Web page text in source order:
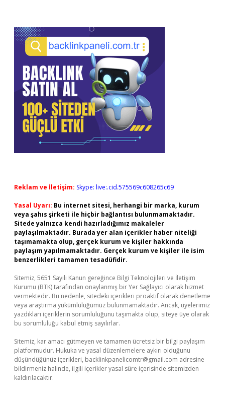
Reklam ve İletişim: Skype: live:.cid.575569c608265c69
Yasal Uyarı: Bu internet sitesi, herhangi bir marka, kurum
veya şahıs şirketi ile hiçbir bağlantısı bulunmamaktadır.
Sitede yalnızca kendi hazırladığımız makaleler
paylaşılmaktadır. Burada yer alan içerikler haber niteliği
taşımamakta olup, gerçek kurum ve kişiler hakkında
paylaşım yapılmamaktadır. Gerçek kurum ve kişiler ile isim
benzerlikleri tamamen tesadüfidir.
Sitemiz, 5651 Sayılı Kanun gereğince Bilgi Teknolojileri ve İletişim
Kurumu (BTK) tarafından onaylanmış bir Yer Sağlayıcı olarak hizmet
vermektedir. Bu nedenle, sitedeki içerikleri proaktif olarak denetleme
veya araştırma yükümlülüğümüz bulunmamaktadır. Ancak, üyelerimiz
yazdıkları içeriklerin sorumluluğunu taşımakta olup, siteye üye olarak
bu sorumluluğu kabul etmiş sayılırlar.
Sitemiz, kar amacı gütmeyen ve tamamen ücretsiz bir bilgi paylaşım
platformudur. Hukuka ve yasal düzenlemelere aykırı olduğunu
düşündüğünüz içerikleri, backlinkpanelicomtr@gmail.com adresine
bildirmeniz halinde, ilgili içerikler yasal süre içerisinde sitemizden
kaldırılacaktır.